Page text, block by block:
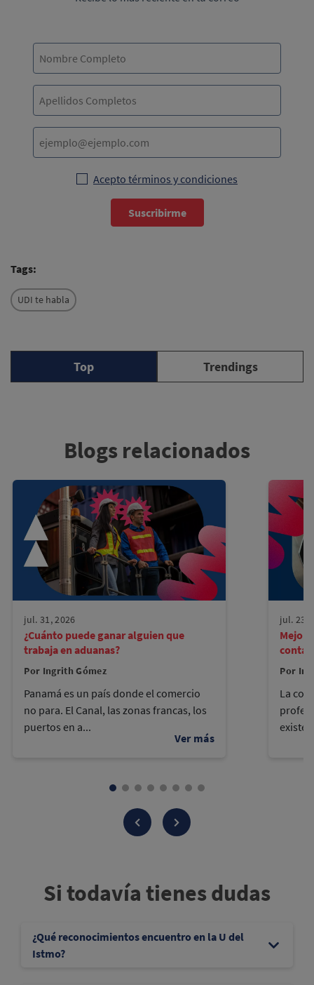
Acepto términos y condiciones
Suscribirme
Tags:
UDI te habla
Top Trendings
Blogs relacionados
jul. 31, 2026
¿Cuánto puede ganar alguien que
trabaja en aduanas?
Por Ingrith Gómez
Panamá es un país donde el comercio
no para. El Canal, las zonas francas, los
puertos en a...
jul. 23,
Por
La
Si todavía tienes dudas
¿Qué reconocimientos encuentro en la U del
Istmo?